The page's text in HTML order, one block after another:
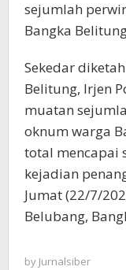
sejumlah
Bangka
Sekedar
Belitung, Irjen
muatan
oknum warga
total mencapai
kejadian
Jumat (22/7/
Belubang,
by Jurnalsiber